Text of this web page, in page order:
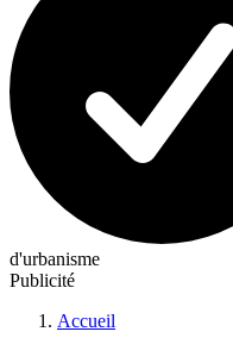
d'urbanisme
Publicité
Accueil